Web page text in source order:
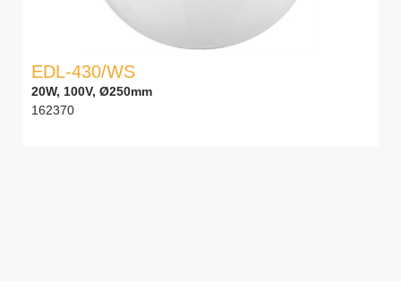
EDL-430/WS
20W, 100V, Ø250mm
162370